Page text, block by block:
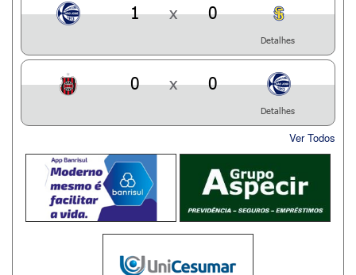
1 x 0
Detalhes
0 x 0
Detalhes
Ver Todos